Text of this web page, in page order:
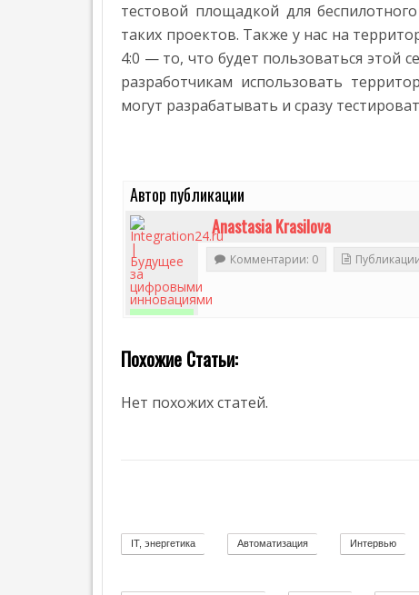
Е
Л
З
Ы
I
Е
Г
Т
И
тестовой площадкой для
таких проектов. Также у нас на
4:0 — то, что будет пользоваться этой
разработчикам использовать
могут разрабатывать и сразу
Автор публикации
Anastasia Krasilova
Комментарии: 0
Похожие Статьи:
Нет похожих статей.
IT, энергетика Автоматизация Интервью